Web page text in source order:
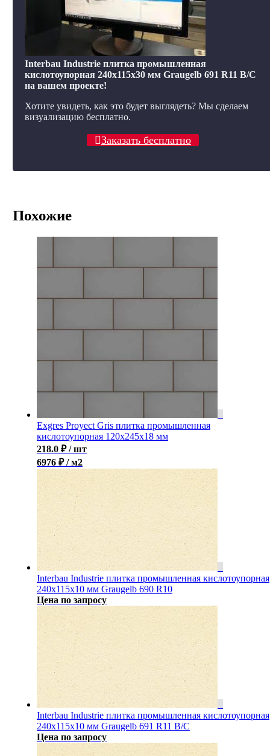
Interbau Industrie плитка промышленная
кислотоупорная 240x115x30 мм Graugelb 691 R11 B/C
на вашем проекте!
Хотите увидеть, как это будет выглядеть? Мы сделаем
визуализацию бесплатно.
Заказать бесплатно
Похожие
Exgres Proyect Gris плитка промышленная
кислотоупорная 120x245x18 мм
218.0 ₽ / шт
6976 ₽ / м2
Interbau Industrie плитка промышленная кислотоупорная
240x115x10 мм Graugelb 690 R10
Цена по запросу
Interbau Industrie плитка промышленная кислотоупорная
240x115x10 мм Graugelb 691 R11 B/C
Цена по запросу